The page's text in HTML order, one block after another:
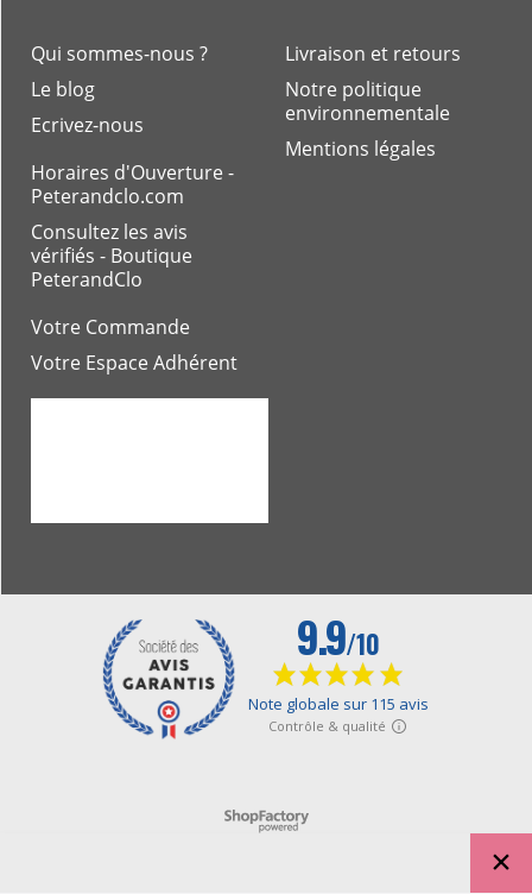
Livraison et retours
Notre politique
environnementale
Mentions légales
Qui sommes-nous ?
Le blog
Ecrivez-nous
Horaires d'Ouverture -
Peterandclo.com
Consultez les avis
vérifiés - Boutique
PeterandClo
Votre Commande
Votre Espace Adhérent
Boutique en ligne créés avec le logiciel eCommerce ShopFactory